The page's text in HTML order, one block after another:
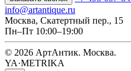
info@artantique.ru
Москва, Скатертный пер., 15
Пн–Пт 10:00–19:00
© 2026 АртАнтик. Москва.
YA·METRIKA